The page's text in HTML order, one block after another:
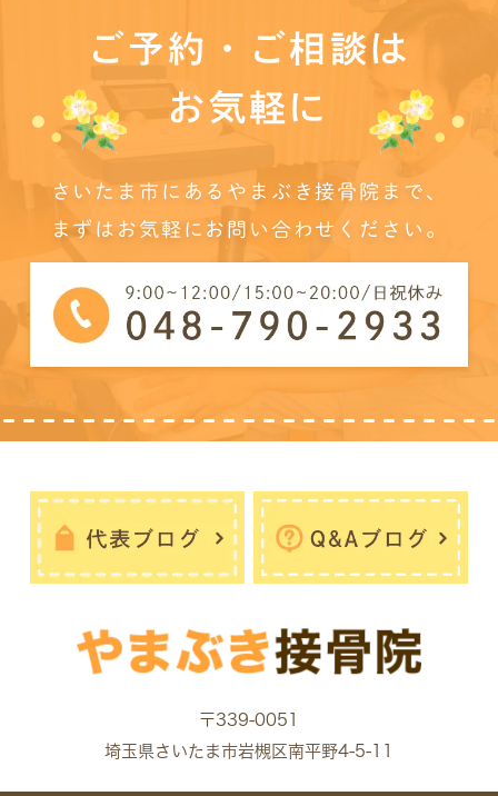
ご予約・ご相談は
お気軽に
さいたま市にあるやまぶき接骨院まで、
まずはお気軽にお問い合わせください。
〒339-0051
埼玉県さいたま市岩槻区南平野4-5-11